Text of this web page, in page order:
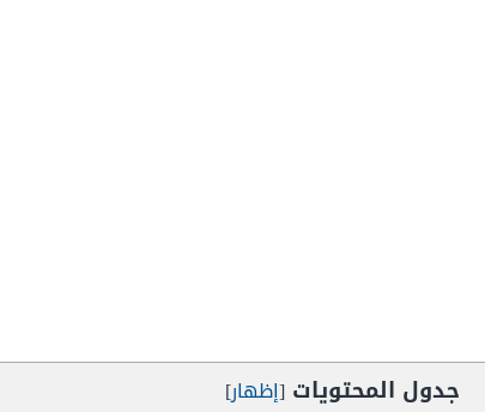
جدول المحتويات [إظهار]